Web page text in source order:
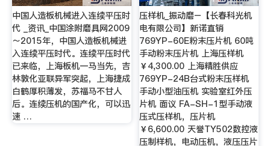
中国人造板机械进入连续平压时
代 _资讯_中国涂附磨具网2009
～2015年，中国人造板机械进
入连续平压时代。连续平压时代
已来临，上海板机一马当先，吉
林敦化亚联异军突起，上海捷成
白鹤厚积薄发，苏福马不甘人
后。连续压机的国产化，可以迅
速 …
压样机_振动磨–【长春科光机
电有限公司】新诺直销
769YP-60E粉末压片机 60吨
手动粉末压片机 上海压样机
￥4,300.00 上海精胜供应
769YP-24B台式粉末压样机
手动小型油压机 实验室红外压
片机 面议 FA-SH-1型手动液
压式压样机，压片机
￥6,600.00 天誉TY502数控液
压制样机，电动压机，液压压片